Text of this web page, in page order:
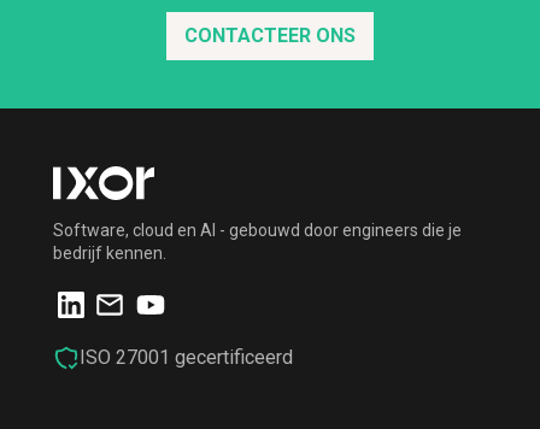
CONTACTEER ONS
Software, cloud en AI - gebouwd door engineers die je
bedrijf kennen.
ISO 27001 gecertificeerd